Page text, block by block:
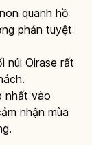
quanh hồ
phản tuyệt
núi Oirase rất
nhất vào
nhận mùa